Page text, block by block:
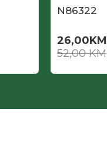
N86322
26,00KM
52,00KM